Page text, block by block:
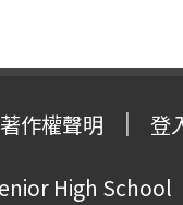
著作權聲明 登
High School